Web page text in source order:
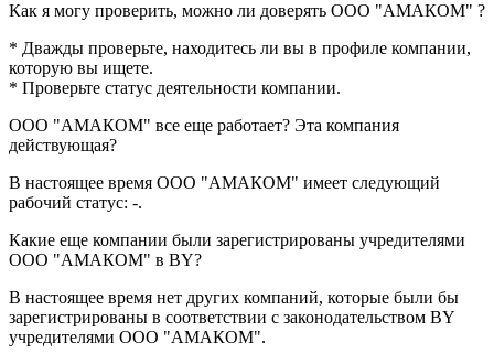
Как я могу проверить, можно ли доверять ООО "АМАКОМ" ?
* Дважды проверьте, находитесь ли вы в профиле компании,
которую вы ищете.
* Проверьте статус деятельности компании.
ООО "АМАКОМ" все еще работает? Эта компания
действующая?
В настоящее время ООО "АМАКОМ" имеет следующий
рабочий статус: -.
Какие еще компании были зарегистрированы учредителями
ООО "АМАКОМ" в BY?
В настоящее время нет других компаний, которые были бы
зарегистрированы в соответствии с законодательством BY
учредителями ООО "АМАКОМ".